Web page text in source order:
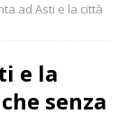
ad Asti e la città
e la
senza